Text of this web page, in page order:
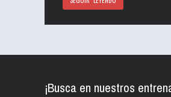
¡Busca en nuestros